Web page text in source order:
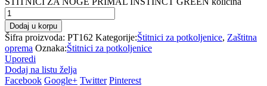
Dodaj u korpu
Šifra proizvoda: PT162 Kategorije:Štitnici za potkoljenice, Zaštitna
oprema Oznaka:Štitnici za potkoljenice
Uporedi
Dodaj na listu želja
Facebook Google+ Twitter Pinterest